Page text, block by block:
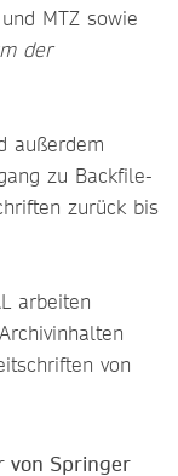
MTZ sowie
der
außerdem
zu Backfile-
zurück bis
arbeiten
von
von Springer